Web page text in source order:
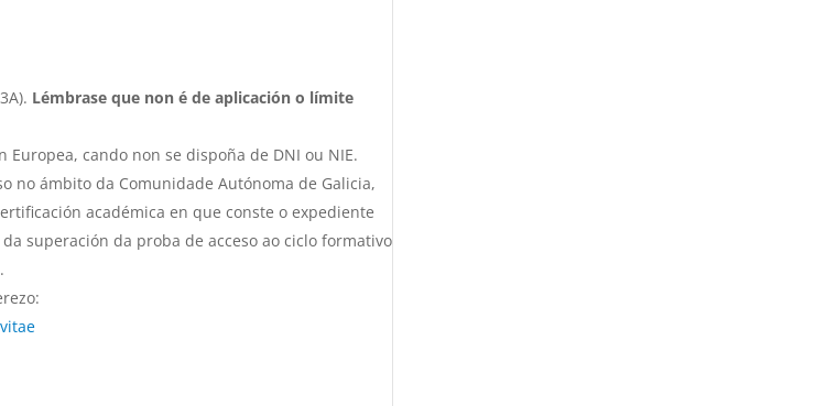
Lémbrase que non é de aplicación o límite
cando non se dispoña de DNI ou NIE.
no ámbito da Comunidade Autónoma de Galicia,
académica en que conste o expediente
superación da proba de acceso ao ciclo formativo